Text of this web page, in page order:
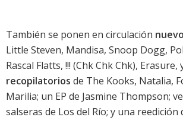
También se ponen en circulación
Little Steven, Mandisa, Snoop Dogg,
Rascal Flatts, !!! (Chk Chk Chk), Erasure,
recopilatorios de The Kooks, Natalia,
Marilia; un EP de Jasmine Thompson;
salseras de Los del Río; y una reedición